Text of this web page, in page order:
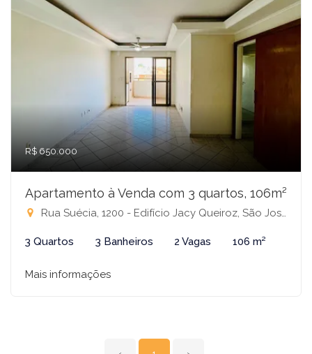
R$ 650.000
Apartamento à Venda com 3 quartos, 106m²
Rua Suécia, 1200 - Edifício Jacy Queiroz, São José do Rio Preto-SP
3 Quartos 3 Banheiros 2 Vagas 106 m²
Mais informações